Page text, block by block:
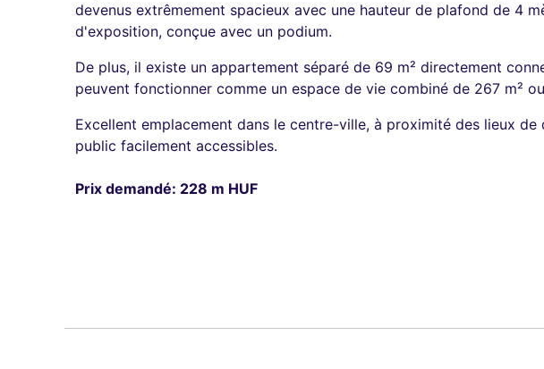
devenus extrêmement spacieux avec une hauteur de plafond de 4
d'exposition, conçue avec un podium.
De plus, il existe un appartement séparé de 69 m² directement
peuvent fonctionner comme un espace de vie combiné de 267 m²
Excellent emplacement dans le centre-ville, à proximité des lieux
public facilement accessibles.
Prix demandé: 228 m HUF